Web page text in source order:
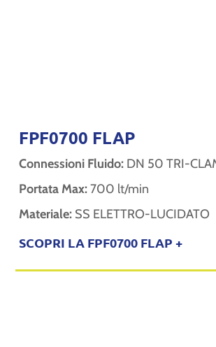
FPF0700 FLAP
Connessioni Fluido: DN 50 TRI-
Portata Max:700 lt/min
Materiale: SS ELETTRO-LUCIDATO
SCOPRI LA FPF0700 FLAP +